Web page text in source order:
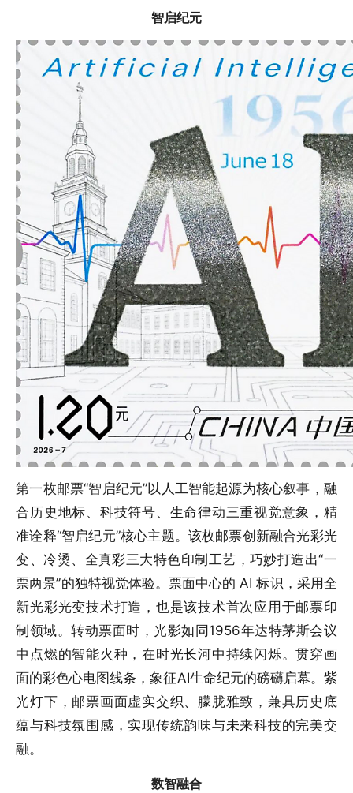
智启纪元
第一枚邮票“智启纪元”以人工智能起源为核心叙事，融
合历史地标、科技符号、生命律动三重视觉意象，精
准诠释“智启纪元”核心主题。该枚邮票创新融合光彩光
变、冷烫、全真彩三大特色印制工艺，巧妙打造出“一
票两景”的独特视觉体验。票面中心的 AI 标识，采用全
新光彩光变技术打造，也是该技术首次应用于邮票印
制领域。转动票面时，光影如同1956年达特茅斯会议
中点燃的智能火种，在时光长河中持续闪烁。贯穿画
面的彩色心电图线条，象征AI生命纪元的磅礴启幕。紫
光灯下，邮票画面虚实交织、朦胧雅致，兼具历史底
蕴与科技氛围感，实现传统韵味与未来科技的完美交
融。
数智融合